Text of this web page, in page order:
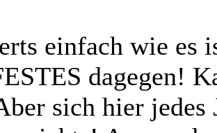
einfach wie es
dagegen!
sich hier